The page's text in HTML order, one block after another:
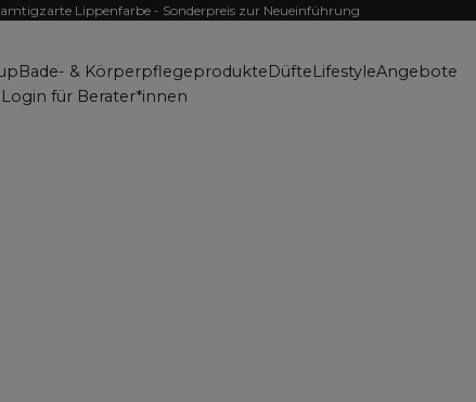
Lippenfarbe - Sonderpreis zur Neueinführung
Bade- & KörperpflegeprodukteDüfteLifestyleAngebote
Login für Berater*innen